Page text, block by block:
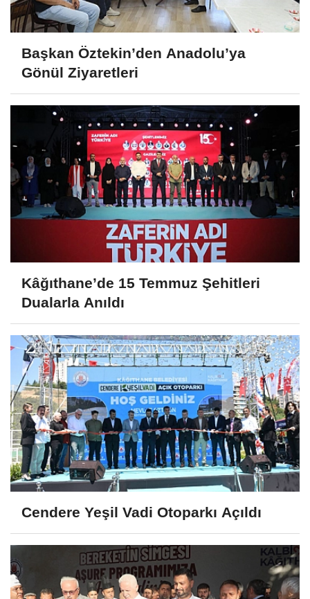
Başkan Öztekin’den Anadolu’ya
Gönül Ziyaretleri
Kâğıthane’de 15 Temmuz Şehitleri
Dualarla Anıldı
Cendere Yeşil Vadi Otoparkı Açıldı